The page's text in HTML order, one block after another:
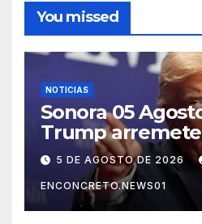
You missed
NOTICIAS
Sonora 05
Trump
México, Canadá y
potencias por
abusos
5 DE AGOSTO DE 2026
ENCONCRETO.NEWS01